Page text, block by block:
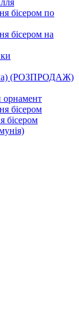
бісером по
бісером на
(РОЗПРОДАЖ)
орнамент
бісером
бісером